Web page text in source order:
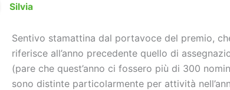
Silvia
Sentivo stamattina dal portavoce del premio,
riferisce all’anno precedente quello di
(pare che quest’anno ci fossero più di 300
sono distinte particolarmente per attività